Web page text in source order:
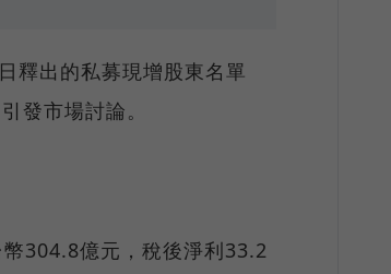
釋出的私募現增股東名單
發市場討論。
304.8億元，稅後淨利33.2